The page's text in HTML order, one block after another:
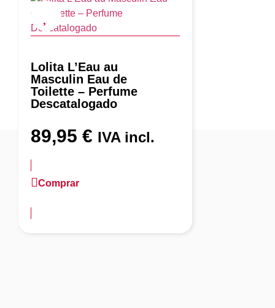
Lolita L’Eau au
Masculin Eau de
Toilette – Perfume
Descatalogado
89,95 € IVA incl.
Comprar